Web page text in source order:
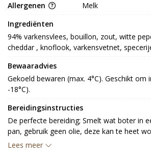
Allergenen
Melk
Ingrediënten
94% varkensvlees, bouillon, zout, witte
cheddar , knoflook, varkensvetnet,
Bewaaradvies
Gekoeld bewaren (max. 4°C). Geschikt om
-18°C).
Bereidingsinstructies
De perfecte bereiding; Smelt wat boter in
pan, gebruik geen olie, deze kan te heet
velletje van de Crepinette zal barsten, laat
Lees meer